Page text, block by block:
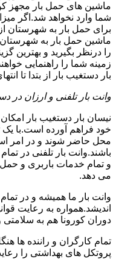
ماشین های حمل بار مجهز
شما وارد نخواهد شد.اگر
برای حمل بار به شهرستان از
ماشین حمل بار به
را درنظر بگیرید و بهترین
زمینه شما را راهنمایی
بار دستغیب بار از بتدا تا
وانت بار تلفنی و ارزان در
نیسان بار دستغیب بار
خود فراهم آورده است.با
محل حاضر شوند و در امر
باشند.وانت بار تلفنی در
و تمام خدمات باربری و حمل
می دهد.
وانت بار ما همیشه و در
اندیشد.همواره به رعایت
دوران کورونا هم به
تمام کارگران و راننده ها
پروتکل های بهداشتی را